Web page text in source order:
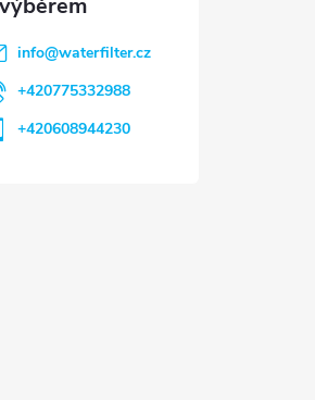
info@waterfilter.cz
+420775332988
+420608944230